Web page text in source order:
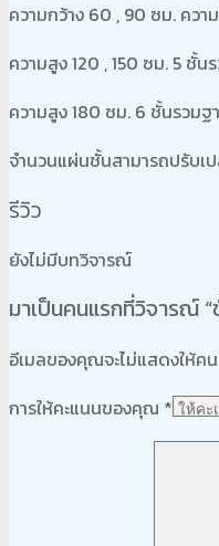
ความกว้าง 60 , 90 ซม. ควา
ความสูง 120 , 150 ซม. 5 ชั้น
ความสูง 180 ซม. 6 ชั้นรวมฐ
จำนวนแผ่นชั้นสามารถปรับเ
รีวิว
ยังไม่มีบทวิจารณ์
มาเป็นคนแรกที่วิจารณ์
อีเมลของคุณจะไม่แสดงให้ค
การให้คะแนนของคุณ *